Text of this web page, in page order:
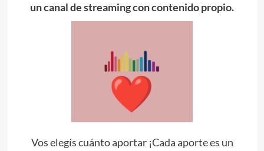
un canal de streaming con contenido propio.
Vos elegís cuánto aportar ¡Cada aporte es un